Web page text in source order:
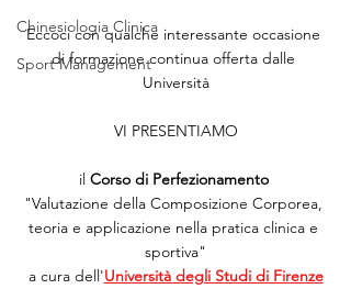
Chinesiologia Clinica
Sport Management
Eccoci con qualche interessante occasione
di formazione continua offerta dalle
Università
VI PRESENTIAMO
il Corso di Perfezionamento
"Valutazione della Composizione Corporea,
teoria e applicazione nella pratica clinica e
sportiva"
a cura dell'Università degli Studi di Firenze